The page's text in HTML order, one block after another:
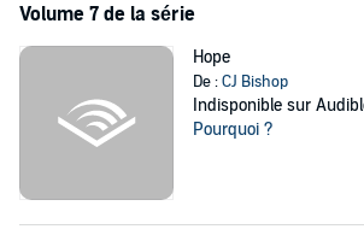
Volume 7 de la série
Hope
De :CJ Bishop
Indisponible sur
Pourquoi ?